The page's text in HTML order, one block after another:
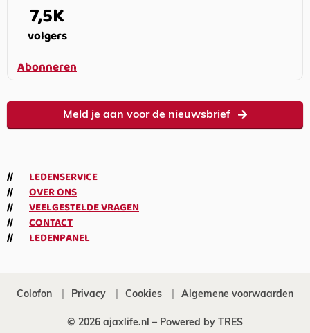
7,5K
volgers
Abonneren
Meld je aan voor de nieuwsbrief
LEDENSERVICE
OVER ONS
VEELGESTELDE VRAGEN
CONTACT
LEDENPANEL
Colofon Privacy Cookies Algemene voorwaarden
© 2026 ajaxlife.nl – Powered by TRES